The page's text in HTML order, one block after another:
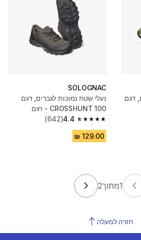
דגם
SOLOGNAC
נעלי שטח נמוכות לגברים, דגם
CROSSHUNT 100 - חום
4.4
4.4 out of 5 stars from 642 reviews
(642)
1מתוך2
חזרה למעלה